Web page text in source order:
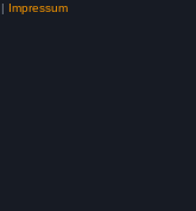
| Impressum